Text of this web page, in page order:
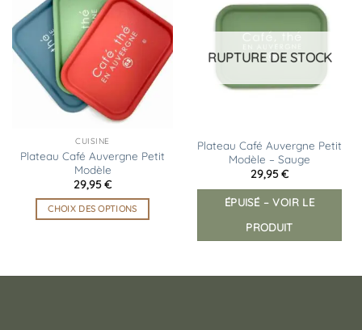
Ajouter
à la
d’envies
CUISINE
Plateau Café Auvergne Petit
Modèle
29,95€
CHOIX DES OPTIONS
plusieurs
RUPTURE DE STOCK
Plateau Café Auvergne Petit
Modèle – Sauge
29,95€
ÉPUISÉ – VOIR LE
PRODUIT